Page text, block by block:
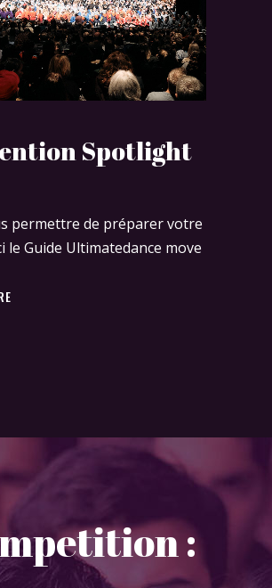
Spotlight
permettre de préparer votre
le Guide Ultimatedance move
: